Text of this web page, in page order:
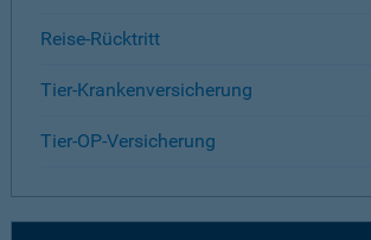
Reise-Rücktritt
Tier-Krankenversicherung
Tier-OP-Versicherung